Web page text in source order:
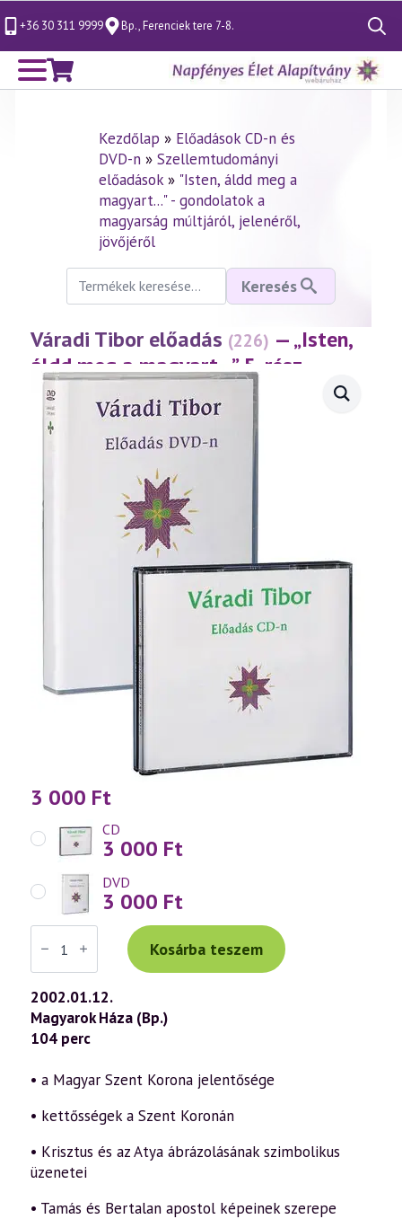
+36 30 311 9999 Bp., Ferenciek tere 7-8.
Search
for:
Kezdőlap » Előadások CD-n és
DVD-n» Szellemtudományi
előadások» "Isten, áldd meg a
magyart..." - gondolatok a
magyarság múltjáról, jelenéről,
jövőjéről
Keresés
következőre:
Keresés
Váradi Tibor előadás (226) — „Isten,
áldd meg a magyart…” 5. rész
(2002.01.12.)
3 000 Ft
CD
3 000 Ft
DVD
3 000 Ft
Váradi
Tibor
előadás
(226)
—
„Isten,
áldd
meg
a
5.
rész
mennyiség
Kosárba teszem
2002.01.12.
Magyarok Háza (Bp.)
104 perc
• a Magyar Szent Korona jelentősége
• kettősségek a Szent Koronán
• Krisztus és az Atya ábrázolásának szimbolikus
üzenetei
• Tamás és Bertalan apostol képeinek szerepe